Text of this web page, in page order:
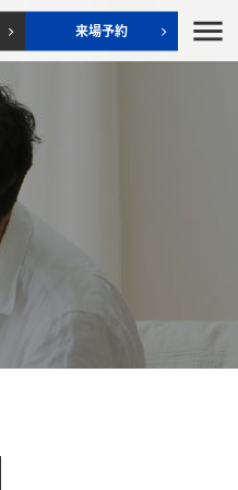
来場予約 menu